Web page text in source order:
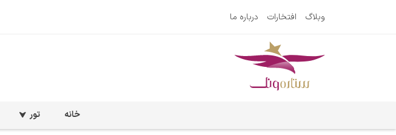
وبلاگ افتخارات درباره ما
خانه تور